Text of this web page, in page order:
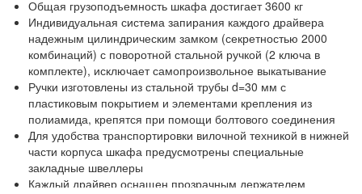
Общая грузоподъемность шкафа достигает 3600 кг
Индивидуальная система запирания каждого драйвера
надежным цилиндрическим замком (секретностью 2000
комбинаций) с поворотной стальной ручкой (2 ключа в
комплекте), исключает самопроизвольное выкатывание
Ручки изготовлены из стальной трубы d=30 мм с
пластиковым покрытием и элементами крепления из
полиамида, крепятся при помощи болтового соединения
Для удобства транспортировки вилочной техникой в нижней
части корпуса шкафа предусмотрены специальные
закладные швеллеры
Каждый драйвер оснащен прозрачным держателем